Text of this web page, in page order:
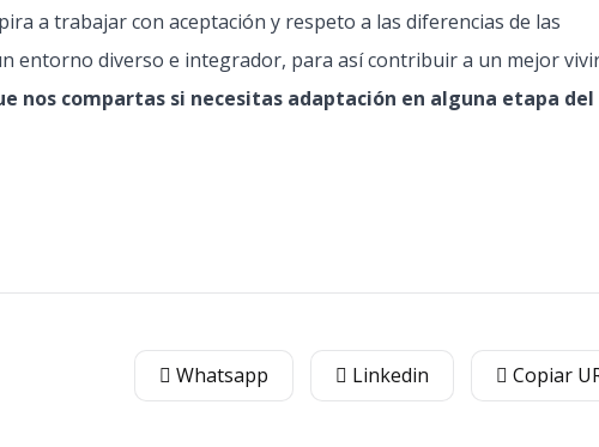
a trabajar con aceptación y respeto a las diferencias de las
entorno diverso e integrador, para así contribuir a un mejor
nos compartas si necesitas adaptación en alguna etapa del
Whatsapp Linkedin Copiar